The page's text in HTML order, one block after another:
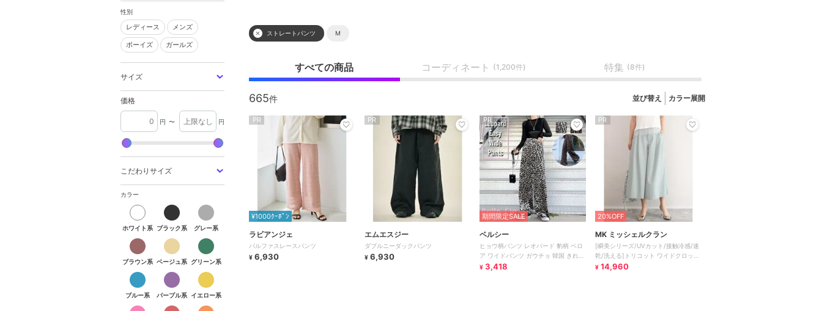
性別
レディース
レディース メンズ
メンズ
ボーイズ
ボーイズ ガールズ
ガールズ
サイズ
価格
円 〜 円
こだわりサイズ
カラー
ホワイト系
ホワイト系
ブラック系
ブラック系
グレー系
グレー系
ブラウン系
ブラウン系
ベージュ系
ベージュ系
グリーン系
グリーン系
ブルー系
ブルー系
パープル系
パープル系
イエロー系
イエロー系
ピンク系 レッド系 オレンジ系
ストレートパンツ M
すべての商品 コーディネート (1,200件) 特集 (8件)
665 並び替え カラー展開
PR
¥1000ｸｰﾎﾟﾝ
ラビアンジェ
バルファスレースパンツ
¥ 6,930
PR
エムエスジー
ダブルニーダックパンツ
¥ 6,930
PR
期間限定SALE
ベルシー
ヒョウ柄パンツ レオパード 豹柄 ベロ
ア ワイドパンツ ガウチョ 韓国 きれい
め 黒 レディース
¥ 3,418
PR
20%OFF
MK ミッシェルクラン
[瞬美シリーズ/UVカット/接触冷感/速
乾/洗える]トリコット ワイドクロップ
ドパンツ
¥ 14,960